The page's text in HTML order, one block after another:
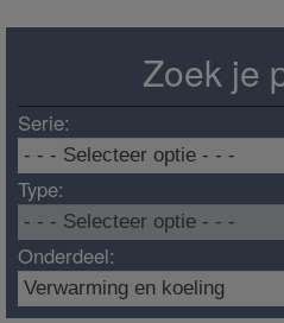
Zoek je
Serie:
Type:
Onderdeel: